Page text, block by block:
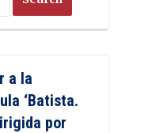
a la
‘Batista.
por